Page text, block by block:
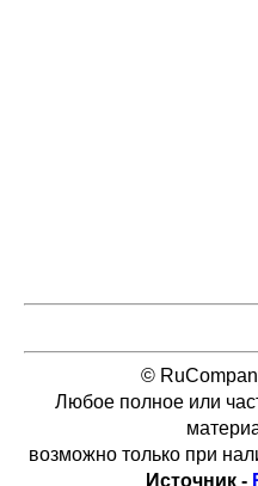
©
Любое полное или
возможно только при
Источник -